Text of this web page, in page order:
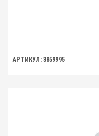
АРТИКУЛ: 3859995